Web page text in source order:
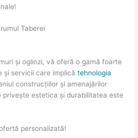
și oglinzi, vă oferă o gamă foarte
și servicii care implicătehnologia
construcțiilor și amenajărilor
privește estetica și durabilitatea este
personalizată!